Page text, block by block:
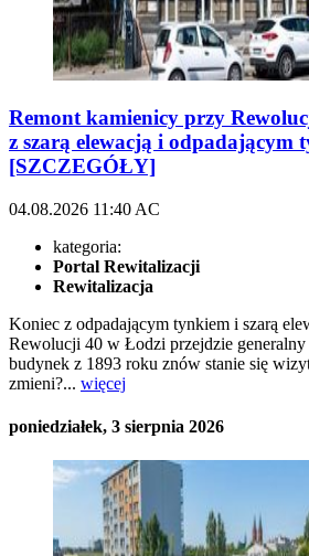
Remont kamienicy przy
z szarą elewacją i odpadającym
[SZCZEGÓŁY]
04.08.2026 11:40 AC
kategoria:
Portal Rewitalizacji
Rewitalizacja
Koniec z odpadającym tynkiem i szarą
Rewolucji 40 w Łodzi przejdzie generalny
budynek z 1893 roku znów stanie się
zmieni?... więcej
poniedziałek, 3 sierpnia 2026